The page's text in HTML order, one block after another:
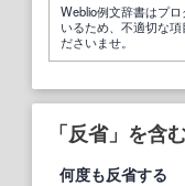
Weblio例文辞書はプ
いるため、不適切な
ださいませ。
「反省」を含
何度も反省する